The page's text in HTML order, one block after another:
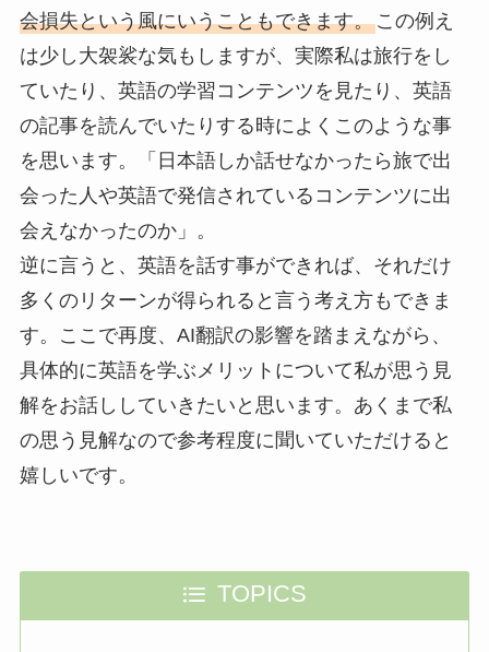
会損失という風にいうこともできます。この例え
は少し大袈裟な気もしますが、実際私は旅行をし
ていたり、英語の学習コンテンツを見たり、英語
の記事を読んでいたりする時によくこのような事
を思います。「日本語しか話せなかったら旅で出
会った人や英語で発信されているコンテンツに出
会えなかったのか」。
逆に言うと、英語を話す事ができれば、それだけ
多くのリターンが得られると言う考え方もできま
す。ここで再度、AI翻訳の影響を踏まえながら、
具体的に英語を学ぶメリットについて私が思う見
解をお話ししていきたいと思います。あくまで私
の思う見解なので参考程度に聞いていただけると
嬉しいです。
TOPICS